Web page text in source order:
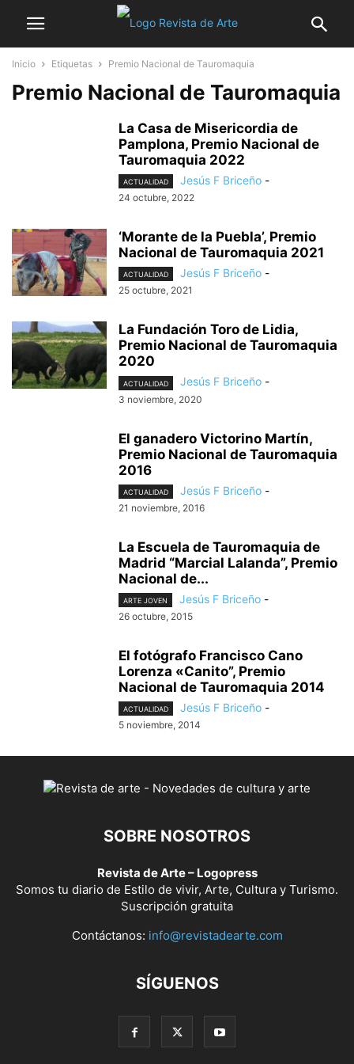
Inicio Etiquetas Premio Nacional de Tauromaquia
Premio Nacional de Tauromaquia
La Casa de Misericordia de
Pamplona, Premio Nacional de
Tauromaquia 2022
ACTUALIDAD Jesús F Briceño -
24 octubre, 2022
‘Morante de la Puebla’, Premio
Nacional de Tauromaquia 2021
ACTUALIDAD Jesús F Briceño -
25 octubre, 2021
La Fundación Toro de Lidia,
Premio Nacional de Tauromaquia
2020
ACTUALIDAD Jesús F Briceño -
3 noviembre, 2020
El ganadero Victorino Martín,
Premio Nacional de Tauromaquia
2016
ACTUALIDAD Jesús F Briceño -
21 noviembre, 2016
La Escuela de Tauromaquia de
Madrid “Marcial Lalanda”, Premio
Nacional de...
ARTE JOVEN Jesús F Briceño -
26 octubre, 2015
El fotógrafo Francisco Cano
Lorenza «Canito”, Premio
Nacional de Tauromaquia 2014
ACTUALIDAD Jesús F Briceño -
5 noviembre, 2014
SOBRE NOSOTROS
Revista de Arte – Logopress
Somos tu diario de Estilo de vivir, Arte, Cultura y Turismo.
Suscripción gratuita
Contáctanos: info@revistadearte.com
SÍGUENOS